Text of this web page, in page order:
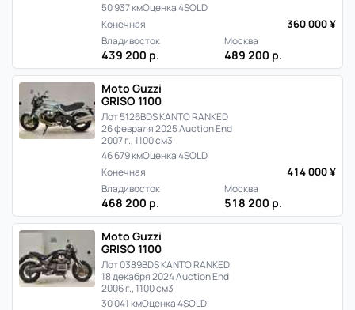
50 937 кмОценка 4SOLD
Конечная
360 000 ¥
Владивосток
439 200 р.
Москва
489 200 р.
Moto Guzzi
GRISO 1100
Лот 5126BDS KANTO RANKED
26 февраля 2025 Auction End
2007 г., 1100 см3
46 679 кмОценка 4SOLD
Конечная
414 000 ¥
Владивосток
468 200 р.
Москва
518 200 р.
Moto Guzzi
GRISO 1100
Лот 0389BDS KANTO RANKED
18 декабря 2024 Auction End
2006 г., 1100 см3
30 041 кмОценка 4SOLD